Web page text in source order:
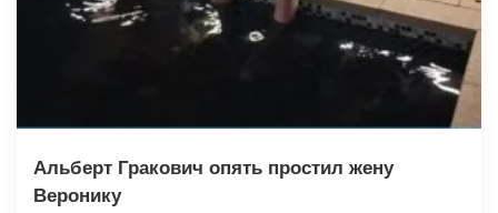
Альберт Гракович опять простил жену
Веронику